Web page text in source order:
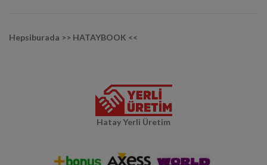
Hepsiburada >> HATAYBOOK <<
Hatay Yerli Üretim